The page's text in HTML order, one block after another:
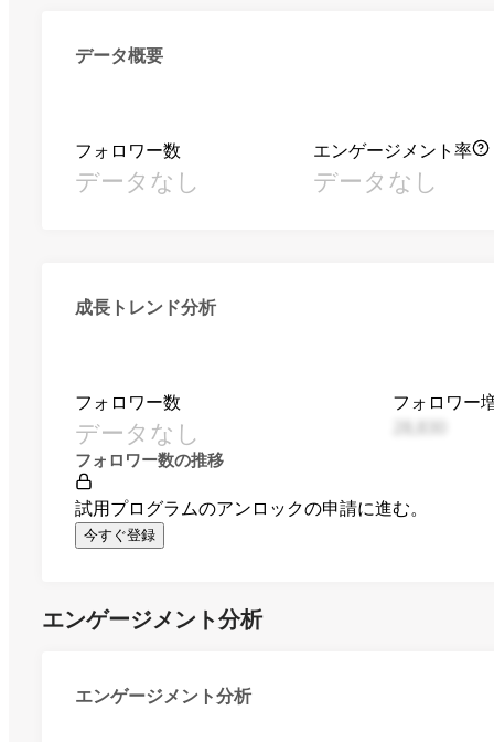
データ概要
フォロワー数
データなし
エンゲージメント率
データなし
成長トレンド分析
フォロワー数
データなし
フォロワー
フォロワー数の推移
試用プログラムのアンロックの申請に進む。
今すぐ登録
エンゲージメント分析
エンゲージメント分析